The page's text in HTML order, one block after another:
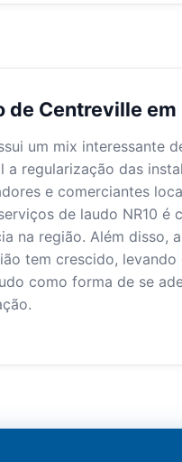
de Centreville em
um mix interessante
a regularização das
e comerciantes
de laudo NR10 é
na região. Além disso,
tem crescido,
como forma de se